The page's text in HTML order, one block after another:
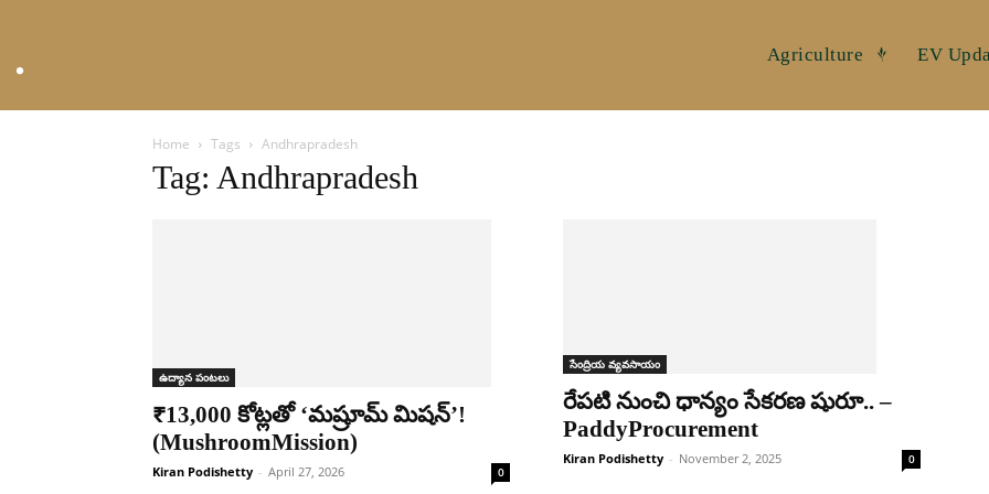
Agriculture EV
Home Tags Andhrapradesh
Tag: Andhrapradesh
ఉద్యాన పంటలు
₹13,000 కోట్లతో ‘మష్రూమ్ మిషన్’!
(MushroomMission)
Kiran Podishetty - April 27, 2026 0
సేంద్రియ వ్యవసాయం
రేప‌టి నుంచి ధాన్యం సేకరణ షురూ.. –
PaddyProcurement
Kiran Podishetty - November 2, 2025 0